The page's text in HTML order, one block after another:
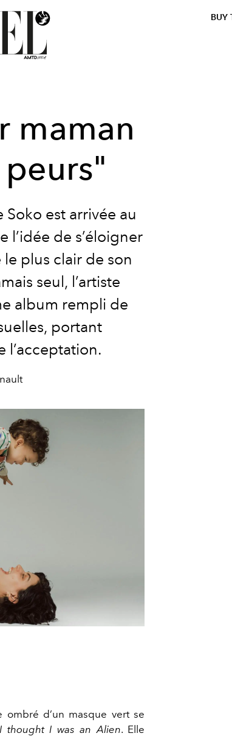
BUY
maman
Soko est arrivée au
l’idée de s’éloigner
plus clair de son
seul, l’artiste
album rempli de
portant
l’acceptation.
d’un masque vert se
I thought I was an Alien. Elle